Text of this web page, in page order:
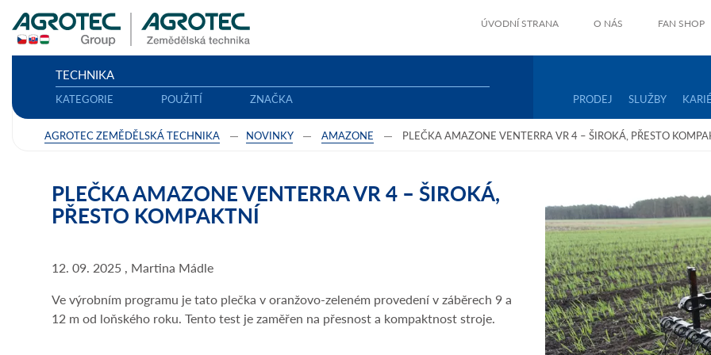
ÚVODNÍ STRANA O NÁS FAN SHOP
TECHNIKA
KATEGORIE POUŽITÍ ZNAČKA PRODEJ SLUŽBY
AGROTEC ZEMĚDĚLSKÁ TECHNIKA NOVINKY AMAZONE PLEČKA AMAZONE VENTERRA VR 4 – ŠIROKÁ, PŘESTO
PLEČKA AMAZONE VENTERRA VR 4 – ŠIROKÁ,
PŘESTO KOMPAKTNÍ
12. 09. 2025 , Martina Mádle
Ve výrobním programu je tato plečka v oranžovo-zeleném provedení v záběrech 9 a
12 m od loňského roku. Tento test je zaměřen na přesnost a kompaktnost stroje.